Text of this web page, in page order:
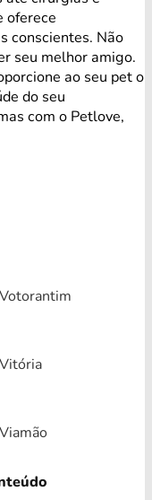
oferece
conscientes. Não
seu melhor amigo.
ao seu pet o
do seu
com o Petlove,